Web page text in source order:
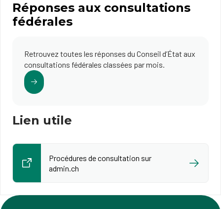
Réponses aux consultations
fédérales
Retrouvez toutes les réponses du Conseil d’État aux
consultations fédérales classées par mois.
Lien utile
Procédures de consultation sur
admin.ch